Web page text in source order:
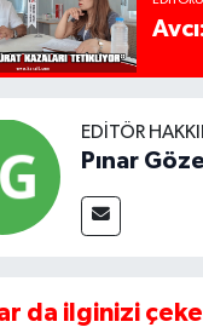
EDITÖR
Pınar
da ilginizi